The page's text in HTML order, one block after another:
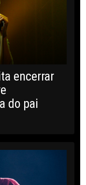
encerrar
do pai